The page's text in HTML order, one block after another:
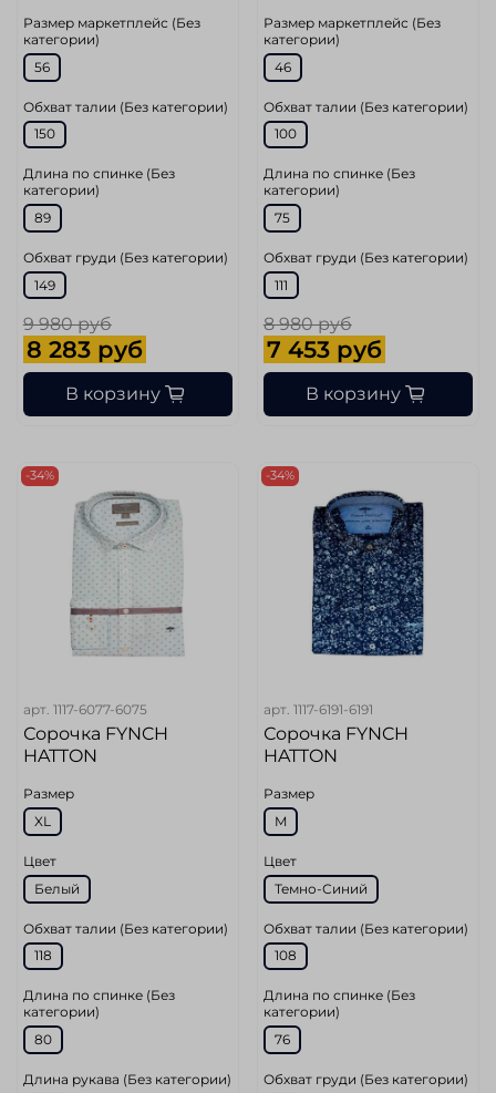
Размер маркетплейс (Без
категории)
56
Обхват талии (Без категории)
150
Длина по спинке (Без
категории)
89
Обхват груди (Без категории)
149
9 980 руб
8 283 руб
В корзину
Размер маркетплейс (Без
категории)
46
Обхват талии (Без категории)
100
Длина по спинке (Без
категории)
75
Обхват груди (Без категории)
111
8 980 руб
7 453 руб
В корзину
-34%
арт. 1117-6077-6075
Сорочка FYNCH
HATTON
Размер
XL
Цвет
Белый
Обхват талии (Без категории)
118
Длина по спинке (Без
категории)
80
Длина рукава (Без категории)
-34%
арт. 1117-6191-6191
Сорочка FYNCH
HATTON
Размер
M
Цвет
Темно-Синий
Обхват талии (Без категории)
108
Длина по спинке (Без
категории)
76
Обхват груди (Без категории)